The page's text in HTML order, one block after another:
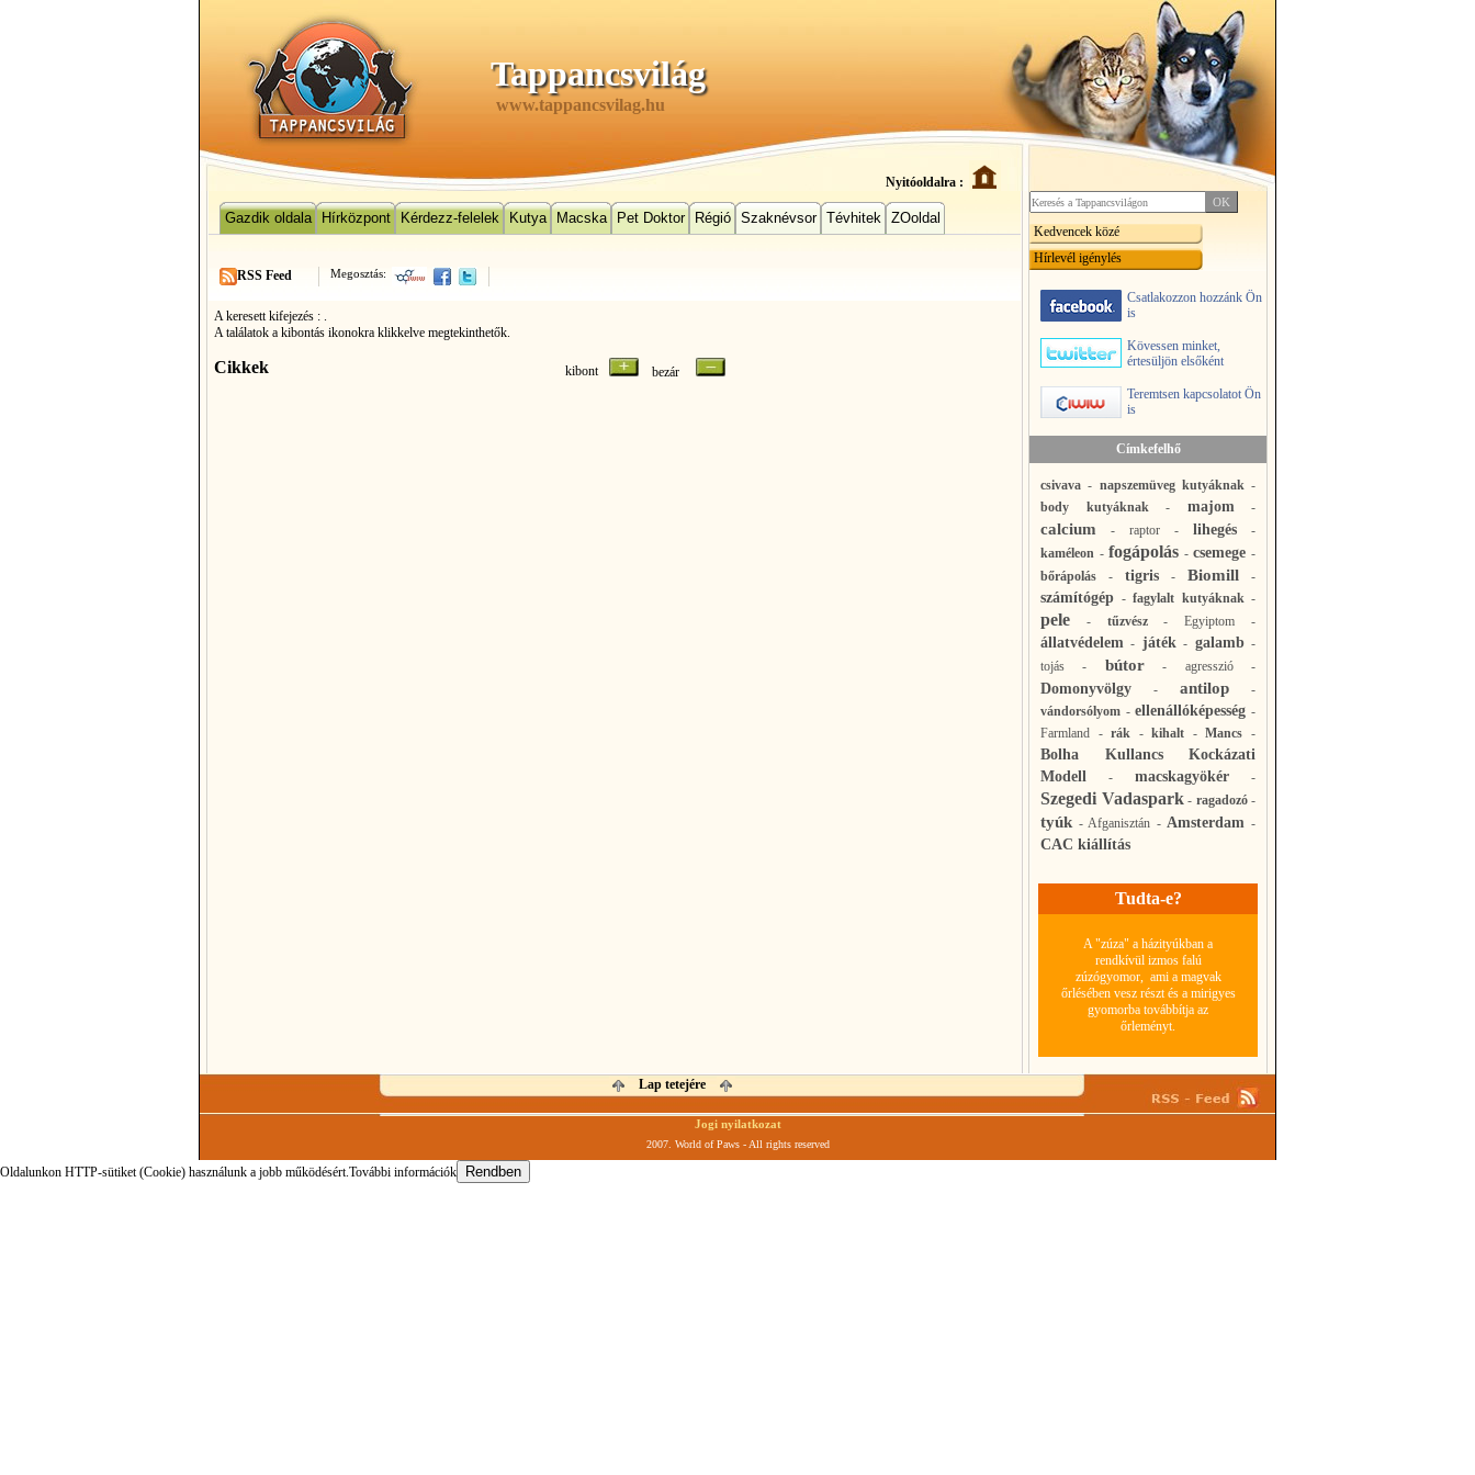
Tappancsvilág
www.tappancsvilag.hu
Nyitóoldalra :
Gazdik oldala Hírközpont Kérdezz-felelek Kutya Macska Pet Doktor Régió Szaknévsor Tévhitek ZOoldal
Megosztás:
RSS Feed
A keresett kifejezés : .
A találatok a kibontás ikonokra klikkelve megtekinthetők.
Cikkek kibont bezár
Kedvencek közé
Hírlevél igénylés
Csatlakozzon hozzánk Ön
is
Kövessen minket,
értesüljön elsőként
Teremtsen kapcsolatot Ön
is
Címkefelhő
csivava - napszemüveg kutyáknak-
body kutyáknak- majom-
calcium - raptor - lihegés -
kaméleon -fogápolás -csemege -
bőrápolás - tigris - Biomill -
számítógép - fagylalt kutyáknak-
pele - tűzvész-Egyiptom -
állatvédelem - játék- galamb-
tojás - bútor- agresszió-
Domonyvölgy - antilop -
vándorsólyom -ellenállóképesség -
Farmland -rák -kihalt -Mancs -
Bolha Kullancs Kockázati
Modell - macskagyökér -
Szegedi Vadaspark- ragadozó-
tyúk-Afganisztán -Amsterdam -
CAC kiállítás
Tudta-e?
A "zúza" a házityúkban a
rendkívül izmos falú
zúzógyomor, ami a magvak
őrlésében vesz részt és a mirigyes
gyomorba továbbítja az
őrleményt.
Lap tetejére
Jogi nyilatkozat
2007. World of Paws - All rights reserved
Oldalunkon HTTP-sütiket (Cookie) használunk a jobb működésért.További információk